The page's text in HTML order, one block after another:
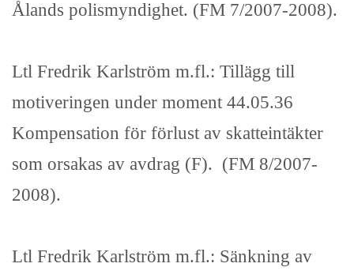
Ålands polismyndighet. (FM 7/2007-2008).
Ltl Fredrik Karlström m.fl.: Tillägg till
motiveringen under moment 44.05.36
Kompensation för förlust av skatteintäkter
som orsakas av avdrag (F). (FM 8/2007-
2008).
Ltl Fredrik Karlström m.fl.: Sänkning av